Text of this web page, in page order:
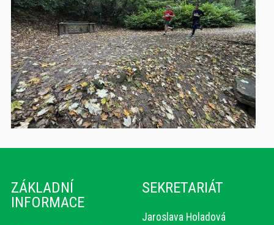
ZÁKLADNÍ
INFORMACE
SEKRETARIÁT
Jaroslava Holadová